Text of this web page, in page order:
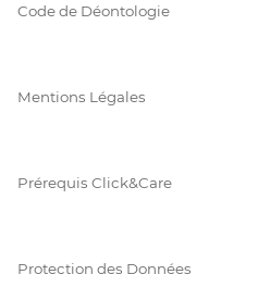
Code de Déontologie
Mentions Légales
Prérequis Click&Care
Protection des Données